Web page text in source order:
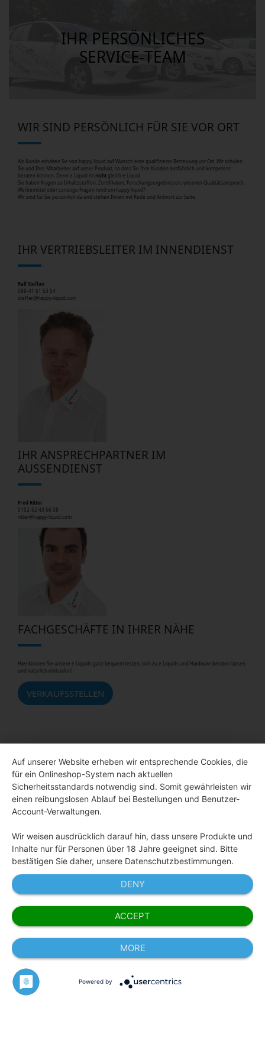
IHR PERSÖNLICHES
SERVICE-TEAM
WIR SIND PERSÖNLICH FÜR SIE VOR ORT
Als Kunde erhalten Sie von happy liquid auf Wunsch eine qualifizierte Betreuung vor Ort. Wir schulen
Sie und Ihre Mitarbeiter auf unser Produkt, so dass Sie Ihre Kunden ausführlich und kompetent
beraten können. Denn e Liquid ist nichtgleich e Liquid.
Sie haben Fragen zu Inhaltsstoffen, Zertifikaten, Forschungsergebnissen, unseren Qualitätsanspruch,
Werbemittel oder sonstige Fragen rund um happy liquid?
Wir sind für Sie persönlich da und stehen Ihnen mit Rede und Antwort zur Seite.
IHR VERTRIEBSLEITER IM INNENDIENST
Ralf Steffan
089-41 61 53 54
steffan@happy-liquid.com
IHR ANSPRECHPARTNER IM
AUSSENDIENST
Fred Ritter
0152-52 43 56 08
ritter@happy-liquid.com
FACHGESCHÄFTE IN IHRER NÄHE
Hier können Sie unsere e Liquids ganz bequem testen, sich zu e Liquids und Hardware beraten lassen
und natürlich einkaufen!
VERKAUFSSTELLEN
Auf unserer Website erheben wir entsprechende Cookies, die
für ein Onlineshop-System nach aktuellen
Sicherheitsstandards notwendig sind. Somit gewährleisten wir
einen reibungslosen Ablauf bei Bestellungen und Benutzer-
Account-Verwaltungen.
Wir weisen ausdrücklich darauf hin, dass unsere Produkte und
Inhalte nur für Personen über 18 Jahre geeignet sind. Bitte
bestätigen Sie daher, unsere Datenschutzbestimmungen.
DENY
ACCEPT
MORE
Powered by